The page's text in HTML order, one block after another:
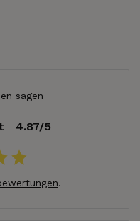
sagen
4.87/5
.